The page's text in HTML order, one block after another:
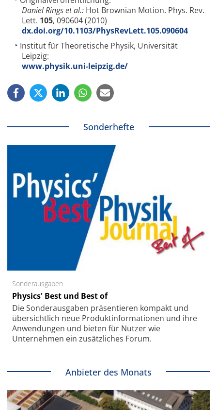
Daniel Rings et al.: Hot Brownian Motion. Phys. Rev.
Lett. 105, 090604 (2010)
dx.doi.org/10.1103/PhysRevLett.105.090604
Institut für Theoretische Physik, Universität
Leipzig:
www.physik.uni-leipzig.de/
Sonderhefte
Sonderausgaben
Physics' Best und Best of
Die Sonder­ausgaben präsentieren kompakt und
übersichtlich neue Produkt­informationen und ihre
Anwendungen und bieten für Nutzer wie
Unternehmen ein zusätzliches Forum.
Anbieter des Monats